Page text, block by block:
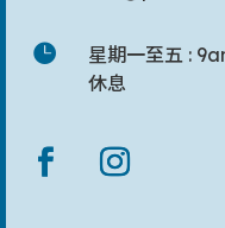

星期一至五 :
休息